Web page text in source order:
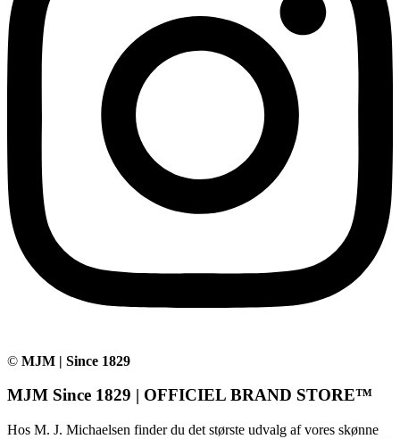
© MJM | Since 1829
MJM Since 1829 | OFFICIEL BRAND STORE™
Hos M. J. Michaelsen finder du det største udvalg af vores skønne